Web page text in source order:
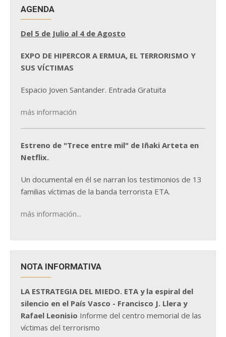
AGENDA
Del 5 de Julio al 4 de Agosto
EXPO DE HIPERCOR A ERMUA, EL TERRORISMO Y
SUS VÍCTIMAS
Espacio Joven Santander. Entrada Gratuita
más información
Estreno de "Trece entre mil" de Iñaki Arteta en
Netflix.
Un documental en él se narran los testimonios de 13
familias víctimas de la banda terrorista ETA.
más información...
NOTA INFORMATIVA
LA ESTRATEGIA DEL MIEDO. ETA y la espiral del
silencio en el País Vasco - Francisco J. Llera y
Rafael Leonisio Informe del centro memorial de las
víctimas del terrorismo